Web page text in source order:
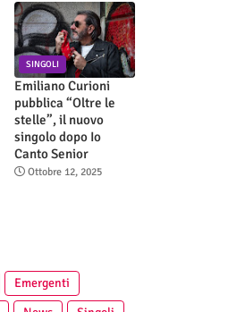
SINGOLI
Emiliano Curioni
pubblica “Oltre le
stelle”, il nuovo
singolo dopo Io
Canto Senior
Ottobre 12, 2025
Emergenti